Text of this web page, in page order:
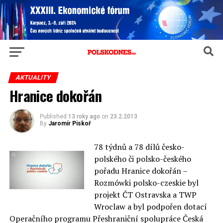
AKTUALITY
Hranice dokořán
Published 13 roky ago on 23.2.2013
By Jaromír Piskoř
78 týdnů a 78 dílů česko-
polského či polsko-českého
pořadu Hranice dokořán –
Rozmówki polsko-czeskie byl
projekt ČT Ostravska a TWP
Wroclaw a byl podpořen dotací
Operačního programu Přeshraniční spolupráce Česká